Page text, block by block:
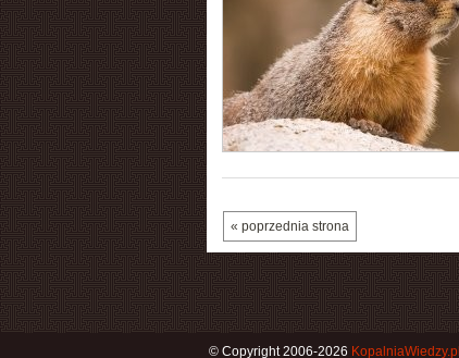
« poprzednia strona
© Copyright 2006-2026 KopalniaWiedzy.pl